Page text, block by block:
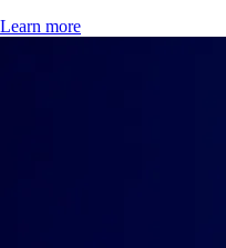
Learn more